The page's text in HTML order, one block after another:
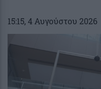
15:15, 4 Αυγούστου 2026